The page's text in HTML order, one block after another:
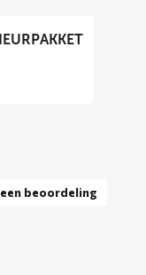
beoordeling